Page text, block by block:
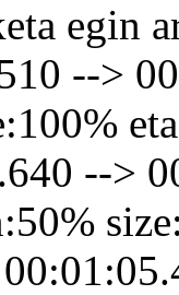
egin
-->
-->